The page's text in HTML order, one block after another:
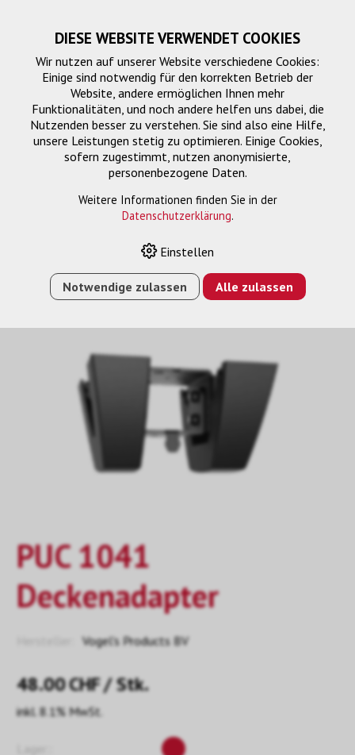
DISPLAY
1041 DECKENADAPTER
PUC 1041
Deckenadapter
Vogel's Products BV
48.00CHF/ Stk.
inkl. 8.1% MwSt.
DIESE WEBSITE VERWENDET COOKIES
Wir nutzen auf unserer Website verschiedene Cookies:
Einige sind notwendig für den korrekten Betrieb der
Website, andere ermöglichen Ihnen mehr
Funktionalitäten, und noch andere helfen uns dabei, die
Nutzenden besser zu verstehen. Sie sind also eine Hilfe,
unsere Leistungen stetig zu optimieren. Einige Cookies,
sofern zugestimmt, nutzen anonymisierte,
personenbezogene Daten.
Weitere Informationen finden Sie in der
Datenschutzerklärung.
Einstellen
Notwendige zulassen Alle zulassen